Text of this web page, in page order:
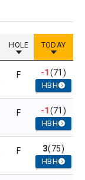
HOLE TODAY
F -1(71)
HBH
F -1(71)
HBH
F 3(75)
HBH